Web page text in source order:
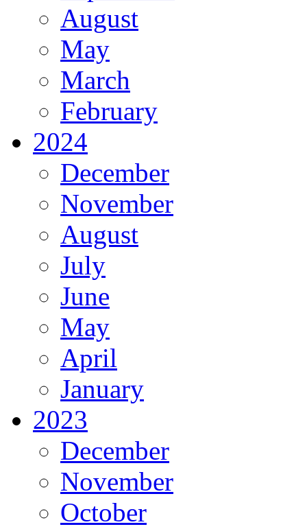
August
May
March
February
2024
December
November
August
July
June
May
April
January
2023
December
November
October